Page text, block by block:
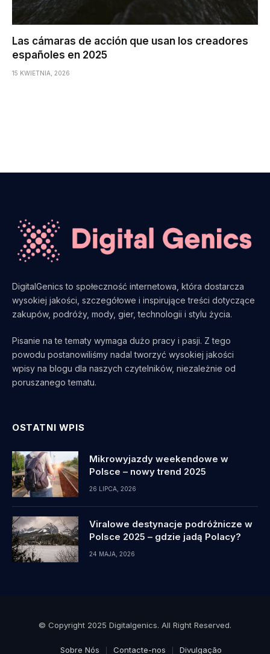
Las cámaras de acción que usan los creadores
españoles en 2025
15 KWIETNIA, 2026
DigitalGenics to społeczność internetowa, która dostarcza
wysokiej jakości, szczegółowe i inspirujące treści dotyczące
zakupów, podróży, mody, gier, technologii i stylu życia.
Pisanie na te tematy wymaga dużo pracy i pasji. Z tego
powodu postanowiliśmy nadal tworzyć wysokiej jakości
wpisy na blogu dla naszych czytelników, niezależnie od
poruszanego tematu.
OSTATNI WPIS
Mikrowyjazdy weekendowe w
Polsce – nowy trend 2025
26 LIPCA, 2026
Viralowe destynacje podróżnicze w
Polsce 2025 – gdzie jadą Polacy?
24 MAJA, 2026
© Copyright 2025 Digitalgenics. All Right Reserved.
Sobre Nós Contacte-nos Divulgação